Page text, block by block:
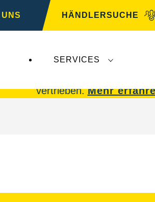
HÄNDLERSUCHE
SERVICES
vertrieben.Mehr